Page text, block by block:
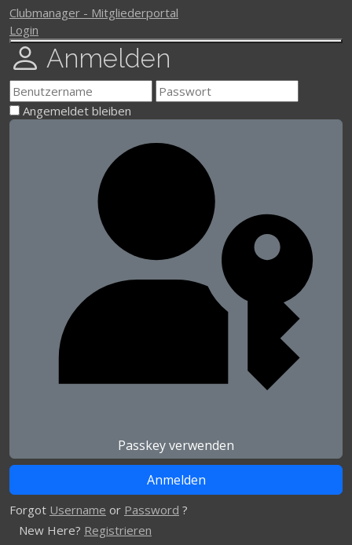
Clubmanager - Mitgliederportal
Login
Anmelden
Angemeldet bleiben
Passkey verwenden
Forgot Username or Password ?
New Here? Registrieren